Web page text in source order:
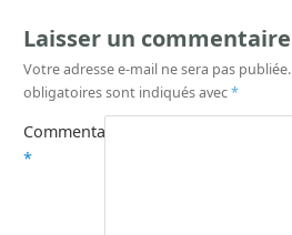
Laisser un commentaire
Votre adresse e-mail ne sera pas publiée.
obligatoires sont indiqués avec*
Commentaire
*